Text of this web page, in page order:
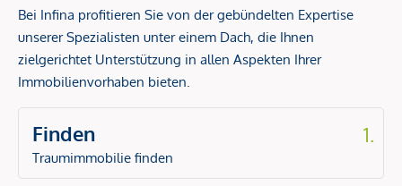
Bei Infina profitieren Sie von der gebündelten Expertise
unserer Spezialisten unter einem Dach, die Ihnen
zielgerichtet Unterstützung in allen Aspekten Ihrer
Immobilienvorhaben bieten.
Finden
Traumimmobilie finden
1.